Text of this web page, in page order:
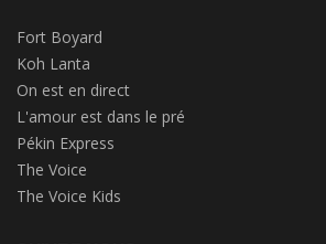
Fort Boyard
Koh Lanta
On est en direct
L'amour est dans le pré
Pékin Express
The Voice
The Voice Kids